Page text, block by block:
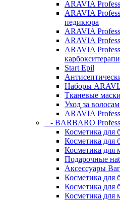
ARAVIA
ARAVIA
педикюра
ARAVIA
ARAVIA
ARAVIA
Start Epil
Наборы
Тканевые маски
Уход за
ARAVIA
- BARBARO
Косметика для
Косметика для
Косметика для
Подарочные
Аксессуары
Косметика для
Косметика для
Косметика для